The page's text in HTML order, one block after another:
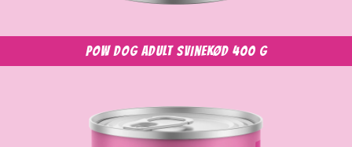
POW Dog Adult Svinekød 400 g